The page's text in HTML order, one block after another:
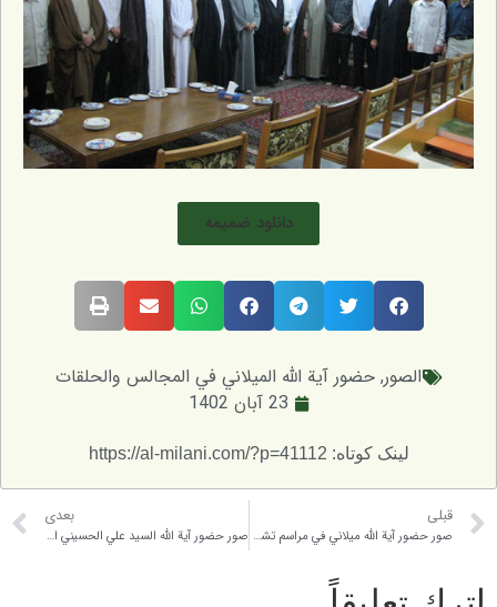
دانلود ضمیمه
حضور آية الله الميلاني في المجالس والحلقات
صور حضور آية الله ميلاني في مراسم تشييع المرحوم آية الله موحد أبطحي صور حضور آية الله السيد علي الحسيني الميلاني (دام ظله) في تشييع الأستاد الحاج محمد رضا فريدوني – 2014/7/27